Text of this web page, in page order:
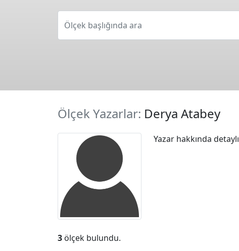
Ölçek başlığında ara
Ölçek Yazarlar: Derya Atabey
Yazar hakkında
3 ölçek bulundu.